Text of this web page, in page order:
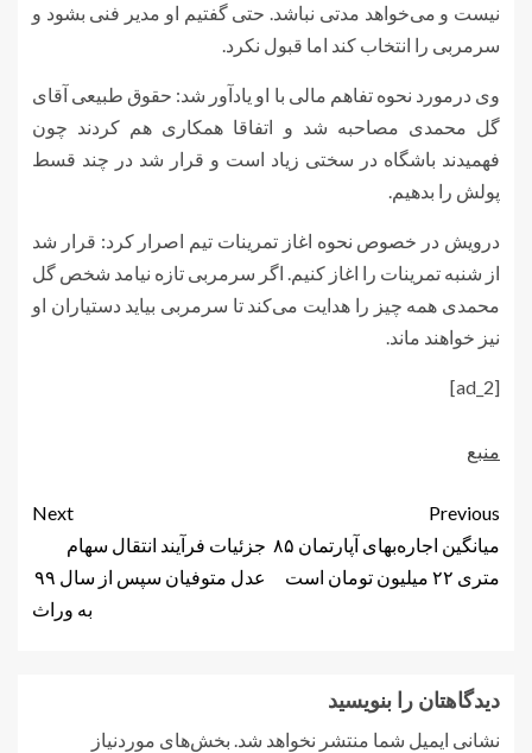
نیست و می‌خواهد مدتی نباشد. حتی گفتیم او مدیر فنی بشود و
سرمربی را انتخاب کند اما قبول نکرد.
وی درمورد نحوه تفاهم مالی با او یادآور شد: حقوق طبیعی آقای
گل محمدی مصاحبه شد و اتفاقا همکاری هم کردند چون
فهمیدند باشگاه در سختی زیاد است و قرار شد در چند قسط
پولش را بدهیم.
درویش در خصوص نحوه اغاز تمرینات تیم اصرار کرد: قرار شد
از شنبه تمرینات را اغاز کنیم. اگر سرمربی تازه نیامد شخص گل
محمدی همه چیز را هدایت می‌کند تا سرمربی بیاید دستیاران او
نیز خواهند ماند.
[ad_2]
منبع
Previous
میانگین اجاره‌بهای آپارتمان ۸۵
متری ۲۲ میلیون تومان است
Next
جزئیات فرآیند انتقال سهام
عدل متوفیان سپس از سال ۹۹
به وراث
دیدگاهتان را بنویسید
نشانی ایمیل شما منتشر نخواهد شد. بخش‌های موردنیاز